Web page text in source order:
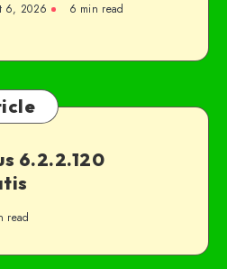
6, 2026 6 min read
6.2.2.120
read